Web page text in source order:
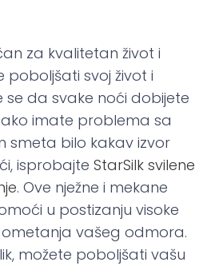
za kvalitetan život i
poboljšati svoj život i
se da svake noći dobijete
ako imate problema sa
smeta bilo kakav izvor
isprobajte StarSilk svilene
. Ove nježne i mekane
u postizanju visoke
vašeg odmora.
možete poboljšati vašu